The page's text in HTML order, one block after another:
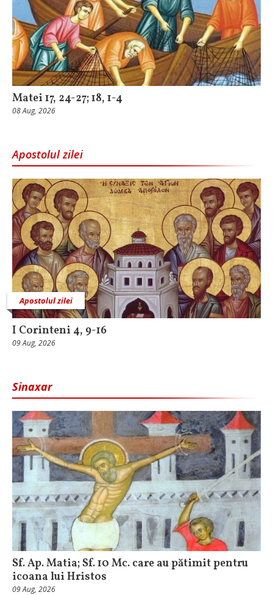
Matei 17, 24-27; 18, 1-4
08 Aug, 2026
Apostolul zilei
Apostolul zilei
I Corinteni 4, 9-16
09 Aug, 2026
Sinaxar
Sf. Ap. Matia; Sf. 10 Mc. care au pătimit pentru
icoana lui Hristos
09 Aug, 2026